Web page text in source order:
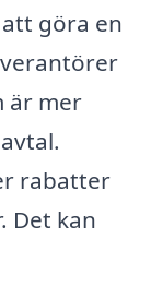
göra en
är mer
rabatter
Det kan